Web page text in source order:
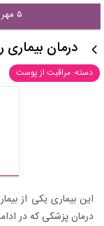
۵ مهر ۱۳۹۹ - ۰۸:۴۱
درمان
دسته: مراقبت از پوست
این بیماری یکی از
درمان پزشکی که در